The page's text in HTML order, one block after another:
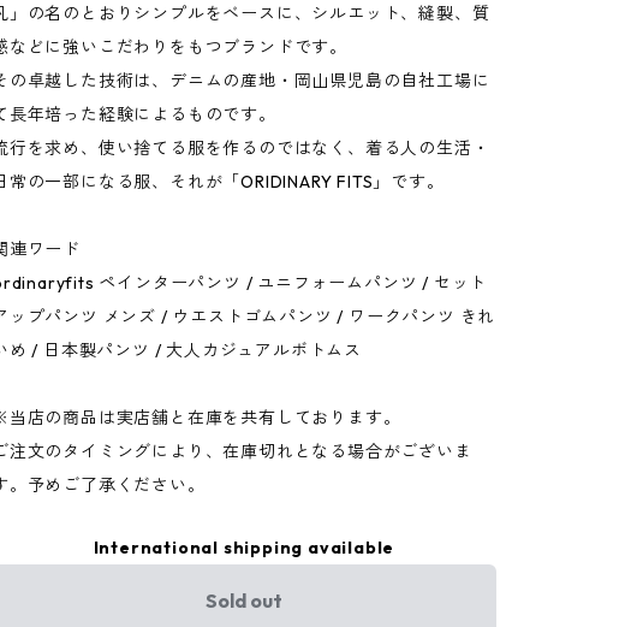
」の名のとおりシンプルをベースに、シルエット、縫製、質
などに強いこだわりをもつブランドです。
の卓越した技術は、デニムの産地・岡山県児島の自社工場に
長年培った経験によるものです。
行を求め、使い捨てる服を作るのではなく、着る人の生活・
常の一部になる服、それが「ORIDINARY FITS」です。
連ワード
ペインターパンツ / ユニフォームパンツ / セット
ップパンツ メンズ / ウエストゴムパンツ / ワークパンツ きれ
め / 日本製パンツ / 大人カジュアルボトムス
当店の商品は実店舗と在庫を共有しております。
注文のタイミングにより、在庫切れとなる場合がございま
。予めご了承ください。
International shipping available
Sold out